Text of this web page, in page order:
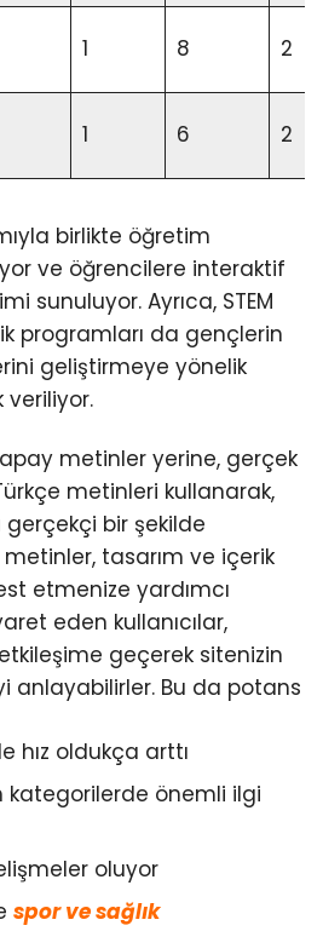
1 8 2
1 6 2
birlikte öğretim
ve öğrencilere interaktif
sunuluyor. Ayrıca, STEM
programları da gençlerin
geliştirmeye yönelik
veriliyor.
metinler yerine, gerçek
metinleri kullanarak,
bir şekilde
tasarım ve içerik
etmenize yardımcı
eden kullanıcılar,
geçerek sitenizin
anlayabilirler. Bu da potans
hız oldukça arttı
kategorilerde önemli ilgi
oluyor
spor ve sağlık